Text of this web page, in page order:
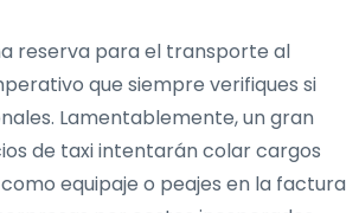
reserva para el transporte al
que siempre verifiques si
Lamentablemente, un gran
de taxi intentarán colar cargos
equipaje o peajes en la factura